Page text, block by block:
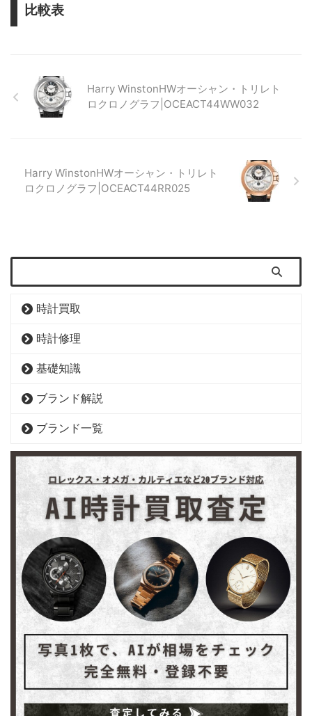
比較表
Harry WinstonHWオーシャン・トリレト
ロクロノグラフ|OCEACT44WW032
Harry WinstonHWオーシャン・トリレト
ロクロノグラフ|OCEACT44RR025
時計買取
時計修理
基礎知識
ブランド解説
ブランド一覧